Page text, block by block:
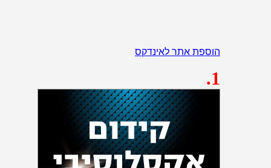
הוספת אתר לאינדקס
.1